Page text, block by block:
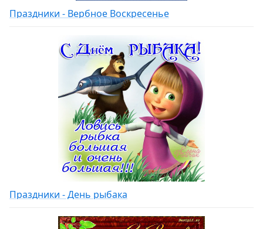
Праздники - Вербное Воскресенье
Праздники - День рыбака